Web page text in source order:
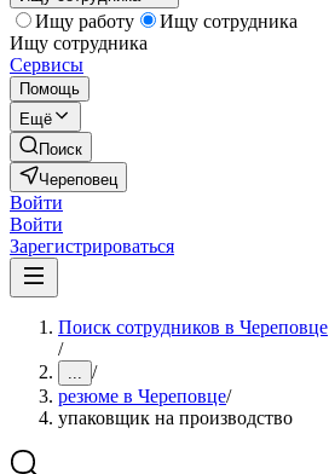
Ищу работу
Ищу сотрудника
Ищу сотрудника
Сервисы
Помощь
Ещё
Поиск
Череповец
Войти
Войти
Зарегистрироваться
Поиск сотрудников в Череповце
/
... /
резюме в Череповце/
упаковщик на производство